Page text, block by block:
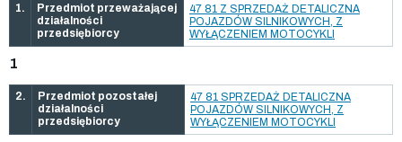
1.
Przedmiot przeważającej
działalności
przedsiębiorcy
47 81 Z SPRZEDAŻ DETALICZNA
POJAZDÓW SILNIKOWYCH, Z
WYŁĄCZENIEM MOTOCYKLI
1
2.
Przedmiot pozostałej
działalności
przedsiębiorcy
47 81 SPRZEDAŻ DETALICZNA
POJAZDÓW SILNIKOWYCH, Z
WYŁĄCZENIEM MOTOCYKLI